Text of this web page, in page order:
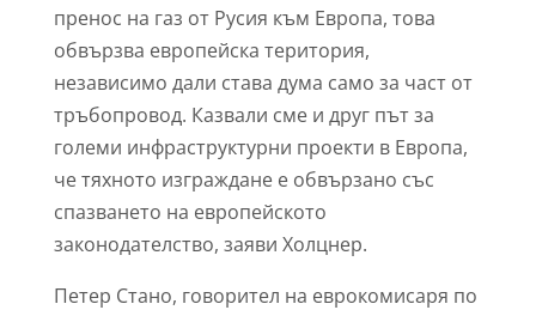
пренос на газ от Русия към Европа, това
обвързва европейска територия,
независимо дали става дума само за част от
тръбопровод. Казвали сме и друг път за
големи инфраструктурни проекти в Европа,
че тяхното изграждане е обвързано със
спазването на европейското
законодателство, заяви Холцнер.
Петер Стано, говорител на еврокомисаря по